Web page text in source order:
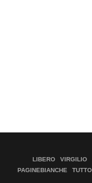
LIBERO VIRGILIO
PAGINEBIANCHE